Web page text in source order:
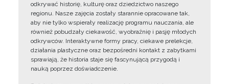
odkrywać historię, kulturę oraz dziedzictwo naszego
regionu. Nasze zajęcia zostały starannie opracowane tak,
aby nie tylko wspierały realizację programu nauczania, ale
również pobudzały ciekawość, wyobraźnię i pasję młodych
odkrywców. Interaktywne formy pracy, ciekawe prelekcje,
działania plastyczne oraz bezpośredni kontakt z zabytkami
sprawiają, że historia staje się fascynującą przygodą i
nauką poprzez doświadczenie.